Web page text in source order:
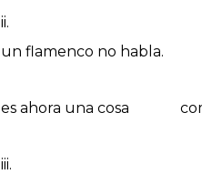
ii.
un flamenco no habla.
es ahora una cosa
iii.